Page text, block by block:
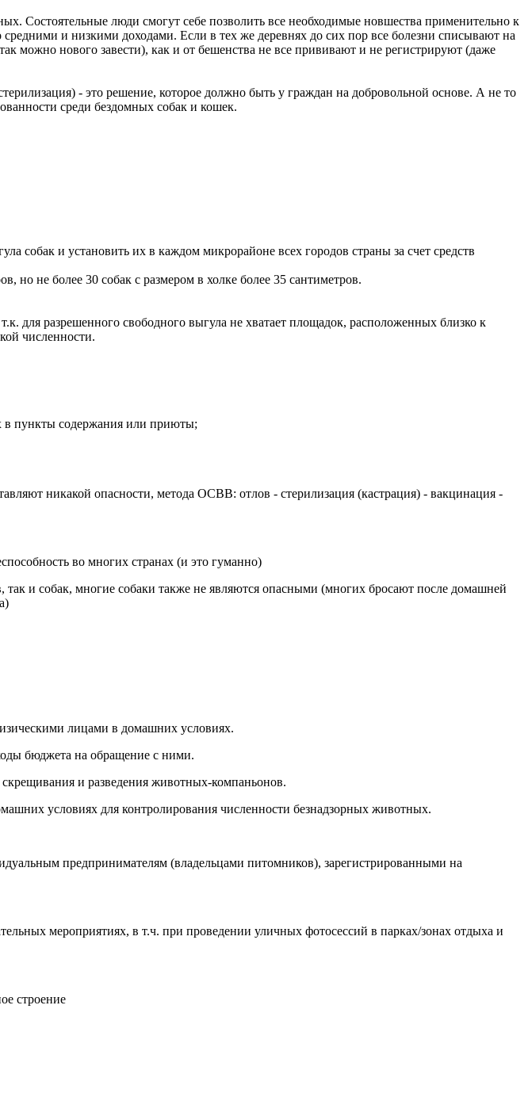
Состоятельные люди смогут себе позволить все необходимые новшества применительно к
и низкими доходами. Если в тех же деревнях до сих пор все болезни списывают на
можно нового завести), как и от бешенства не все прививают и не регистрируют (даже
- это решение, которое должно быть у граждан на добровольной основе. А не то
среди бездомных собак и кошек.
собак и установить их в каждом микрорайоне всех городов страны за счет средств
но не более 30 собак с размером в холке более 35 сантиметров.
для разрешенного свободного выгула не хватает площадок, расположенных близко к
численности.
в пункты содержания или приюты;
никакой опасности, метода ОСВВ: отлов - стерилизация (кастрация) - вакцинация -
во многих странах (и это гуманно)
и собак, многие собаки также не являются опасными (многих бросают после домашней
лицами в домашних условиях.
бюджета на обращение с ними.
скрещивания и разведения животных-компаньонов.
условиях для контролирования численности безнадзорных животных.
предпринимателям (владельцами питомников), зарегистрированными на
мероприятиях, в т.ч. при проведении уличных фотосессий в парках/зонах отдыха и
строение